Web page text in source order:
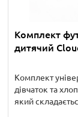
Комплект
дитячий
Комплект
дівчаток та
який